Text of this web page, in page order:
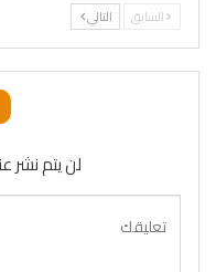
السابق التالي
لن يتم نشر